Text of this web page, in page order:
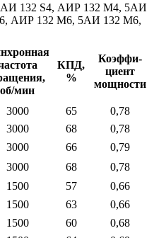
АИ 132 S4, АИР 132 M4, 5АИ
АИР 132 M6, 5АИ 132 M6,
об/мин
КПД,
%
Коэффи-
циент
мощности
3000 65
0,78
3000 68
0,78
3000 66
0,79
3000 68
0,78
1500 57
0,66
1500 63
0,66
1500 60
0,68